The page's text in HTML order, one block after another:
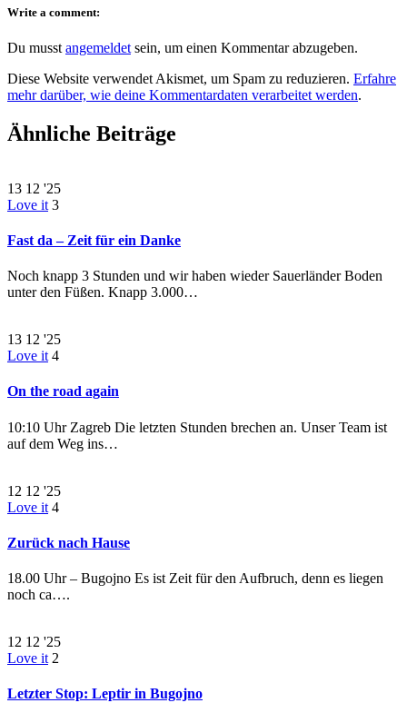
Write a comment:
Du musst angemeldet sein, um einen Kommentar abzugeben.
Diese Website verwendet Akismet, um Spam zu reduzieren. Erfahre
mehr darüber, wie deine Kommentardaten verarbeitet werden.
Ähnliche Beiträge
13 12 '25
Love it 3
Fast da – Zeit für ein Danke
Noch knapp 3 Stunden und wir haben wieder Sauerländer Boden
unter den Füßen. Knapp 3.000…
13 12 '25
Love it 4
On the road again
10:10 Uhr Zagreb Die letzten Stunden brechen an. Unser Team ist
auf dem Weg ins…
12 12 '25
Love it 4
Zurück nach Hause
18.00 Uhr – Bugojno Es ist Zeit für den Aufbruch, denn es liegen
noch ca….
12 12 '25
Love it 2
Letzter Stop: Leptir in Bugojno